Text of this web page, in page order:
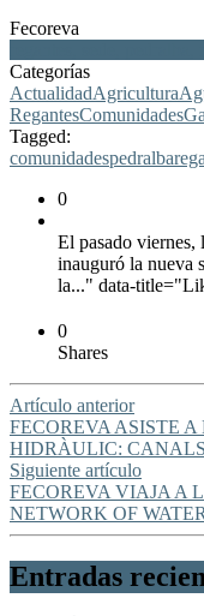
Fecoreva
Categorías
ActualidadAgricultura
RegantesComunidades
Tagged:
comunidadespedralba
0
El pasado viernes,
inauguró la nueva
la..." data-
0
Shares
Artículo anterior
FECOREVA ASISTE
HIDRÀULIC:
Siguiente artículo
FECOREVA VIAJA A
NETWORK OF
Entradas